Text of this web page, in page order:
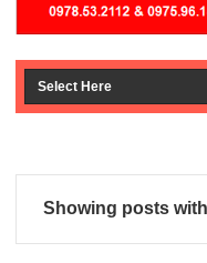
Showing posts